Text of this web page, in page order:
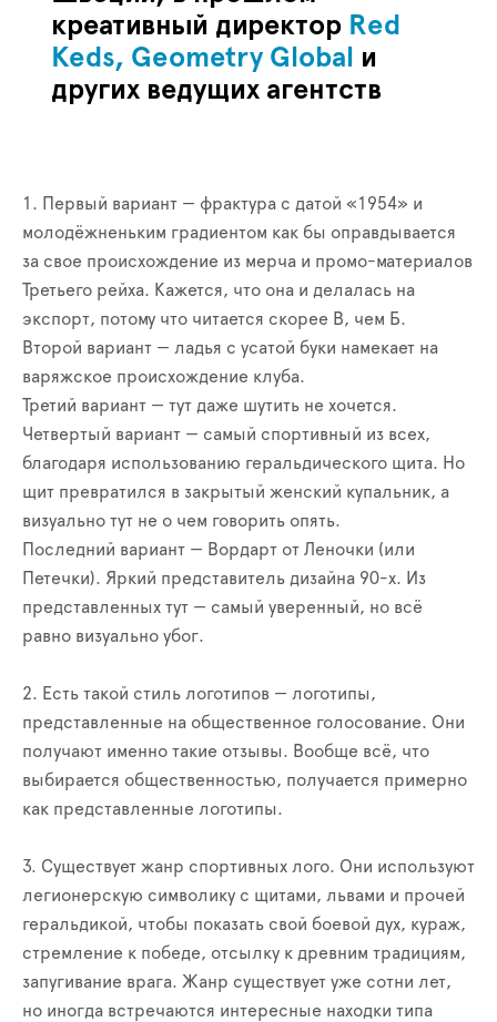
креативный директор Red
Keds, Geometry Global
и
других ведущих агентств
1. Первый вариант — фрактура с датой «1954» и
молодёжненьким градиентом как бы оправдывается
за свое происхождение из мерча и промо-материалов
Третьего рейха. Кажется, что она и делалась на
экспорт, потому что читается скорее B, чем Б.
Второй вариант — ладья с усатой буки намекает на
варяжское происхождение клуба.
Третий вариант — тут даже шутить не хочется.
Четвертый вариант — самый спортивный из всех,
благодаря использованию геральдического щита. Но
щит превратился в закрытый женский купальник, а
визуально тут не о чем говорить опять.
Последний вариант — Вордарт от Леночки (или
Петечки). Яркий представитель дизайна 90-х. Из
представленных тут — самый уверенный, но всё
равно визуально убог.
2. Есть такой стиль логотипов — логотипы,
представленные на общественное голосование. Они
получают именно такие отзывы. Вообще всё, что
выбирается общественностью, получается примерно
как представленные логотипы.
3. Существует жанр спортивных лого. Они используют
легионерскую символику с щитами, львами и прочей
геральдикой, чтобы показать свой боевой дух, кураж,
стремление к победе, отсылку к древним традициям,
запугивание врага. Жанр существует уже сотни лет,
но иногда встречаются интересные находки типа